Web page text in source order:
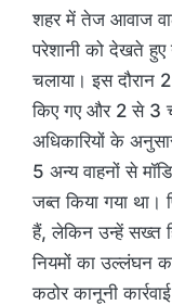
शहर में तेज आवाज
परेशानी को देखते
चलाया। इस दौरान
किए गए और 2 से 3
अधिकारियों के
5 अन्य वाहनों से
जब्त किया गया
हैं, लेकिन उन्हें सख्त
नियमों का उल्लंघन
कठोर कानूनी